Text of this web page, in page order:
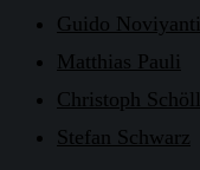
Guido Noviyanti
Matthias Pauli
Christoph Schöll
Stefan Schwarz